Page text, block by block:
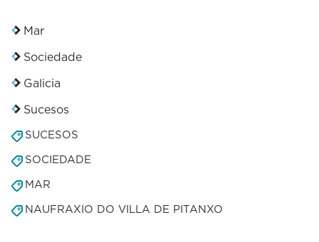
Mar
Sociedade
Galicia
Sucesos
SUCESOS
SOCIEDADE
MAR
NAUFRAXIO DO VILLA DE PITANXO